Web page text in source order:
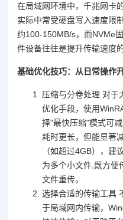
在局域网环境中，千兆网卡
实际中常受硬盘写入速度限
约100-150MB/s，而NVMe
件设备往往是提升传输速度的
基础优化技巧：从日常操作
压缩与分卷处理 对于
优化手段，使用
择"最快压缩"模式可
耗时更长，但能显著
（如超过4GB），建
为多个小文件,既方便
文件重传。
选择合适的传输工具
于局域网内传输，